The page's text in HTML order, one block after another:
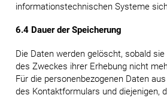
informationstechnischen Systeme
6.4 Dauer der Speicherung
Die Daten werden gelöscht, sobald
des Zweckes ihrer Erhebung nicht
Für die personenbezogenen Daten
des Kontaktformulars und diejenigen,